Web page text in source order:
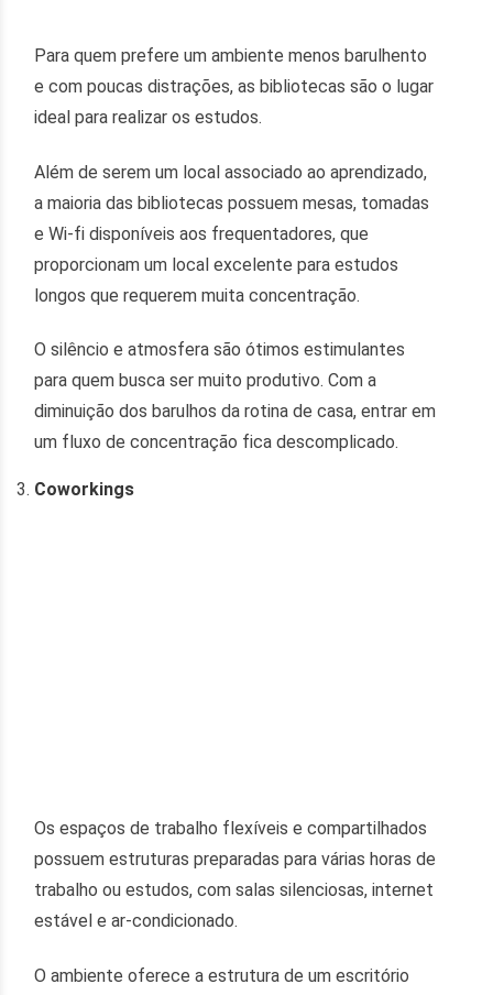
Para quem prefere um ambiente menos barulhento
e com poucas distrações, as bibliotecas são o lugar
ideal para realizar os estudos.
Além de serem um local associado ao aprendizado,
a maioria das bibliotecas possuem mesas, tomadas
e Wi-fi disponíveis aos frequentadores, que
proporcionam um local excelente para estudos
longos que requerem muita concentração.
O silêncio e atmosfera são ótimos estimulantes
para quem busca ser muito produtivo. Com a
diminuição dos barulhos da rotina de casa, entrar em
um fluxo de concentração fica descomplicado.
Coworkings
Os espaços de trabalho flexíveis e compartilhados
possuem estruturas preparadas para várias horas de
trabalho ou estudos, com salas silenciosas, internet
estável e ar-condicionado.
O ambiente oferece a estrutura de um escritório